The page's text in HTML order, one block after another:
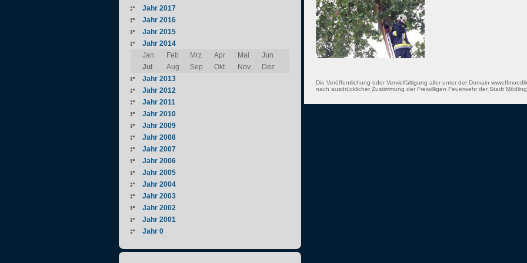
Die Veröffentlichung oder Vervielfältigung aller unter der Domain
nach ausdrücklicher Zustimmung der Freiwilligen Feuerwehr der Stadt
Jahr 2017
Jahr 2016
Jahr 2015
Jahr 2014
Jan
Feb Mrz Apr Mai
Jun
Jul
Aug Sep Okt Nov
Dez
Jahr 2013
Jahr 2012
Jahr 2011
Jahr 2010
Jahr 2009
Jahr 2008
Jahr 2007
Jahr 2006
Jahr 2005
Jahr 2004
Jahr 2003
Jahr 2002
Jahr 2001
Jahr 0